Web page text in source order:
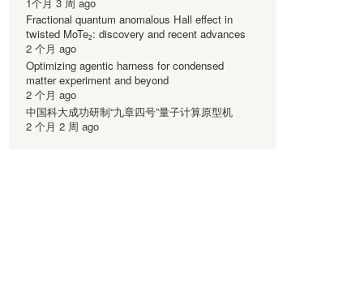
、科大物质楼B804、济南量子院量子科学大厦1417室同步视频）
上海研究院新区2号楼B栋2518会议室、济南量子院量子科学大
Fractional quantum anomalous Hall effect in
twisted MoTe₂: discovery and recent advances
2 个月 ago
Optimizing agentic harness for condensed
matter experiment and beyond
2 个月 ago
中国科大成功研制“九章四号”量子计算原型机
2 个月 2 周 ago